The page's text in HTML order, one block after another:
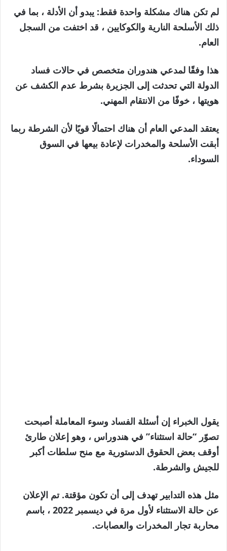
لم تكن هناك مشكلة واحدة فقط: يبدو أن الأدلة ، بما في
ذلك الأسلحة النارية والكوكايين ، قد اختفت من السجل
العام.
هذا وفقًا لمدعي هندوران متخصص في حالات فساد
الدولة التي تحدثت إلى الجزيرة بشرط عدم الكشف عن
هويتها ، خوفًا من الانتقام المهني.
يعتقد المدعي العام أن هناك احتمالًا قويًا لأن الشرطة ربما
أبقت الأسلحة والمخدرات لإعادة بيعها في السوق
السوداء.
يقول الخبراء إن أسئلة الفساد وسوء المعاملة أصبحت
تصوّر “حالة استثناء” في هندوراس ، وهو إعلان طارئ
أوقف بعض الحقوق الدستورية مع منح سلطات أكبر
للجيش والشرطة.
مثل هذه التدابير تهدف إلى أن تكون مؤقتة. تم الإعلان
عن حالة الاستثناء لأول مرة في ديسمبر 2022 ، باسم
محاربة تجار المخدرات والعصابات.